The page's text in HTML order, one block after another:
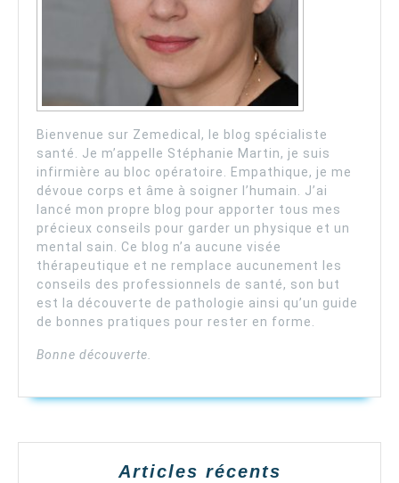
Bienvenue sur Zemedical, le blog spécialiste
santé. Je m’appelle Stéphanie Martin, je suis
infirmière au bloc opératoire. Empathique, je me
dévoue corps et âme à soigner l’humain. J’ai
lancé mon propre blog pour apporter tous mes
précieux conseils pour garder un physique et un
mental sain. Ce blog n’a aucune visée
thérapeutique et ne remplace aucunement les
conseils des professionnels de santé, son but
est la découverte de pathologie ainsi qu’un guide
de bonnes pratiques pour rester en forme.
Bonne découverte.
Articles récents